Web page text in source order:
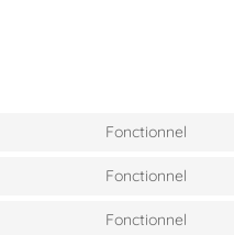
Fonctionnel
Fonctionnel
Fonctionnel